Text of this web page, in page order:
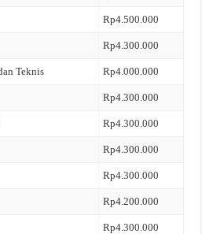
Rp4.500.000
Rp4.300.000
Teknis Rp4.000.000
Rp4.300.000
Rp4.300.000
Rp4.300.000
Rp4.300.000
Rp4.200.000
Rp4.300.000